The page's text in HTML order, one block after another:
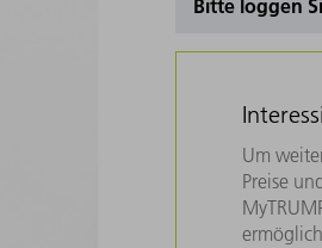
Bitte loggen
Um
Preise